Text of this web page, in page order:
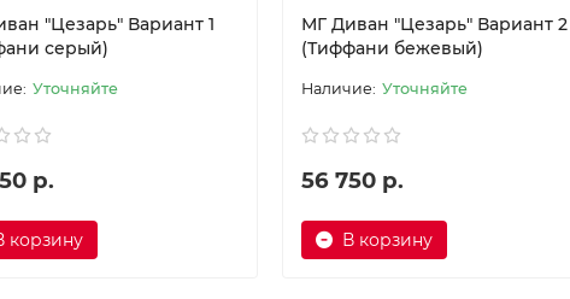
"Цезарь" Вариант 1
серый)
Уточняйте
р.
корзину
МГ Диван "Цезарь" Вариант 2
(Тиффани бежевый)
Уточняйте
56 750 р.
В корзину